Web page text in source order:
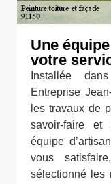
Une
votre
Installée
Entreprise
les travaux de
savoir-faire et
équipe
vous
sélectionné les